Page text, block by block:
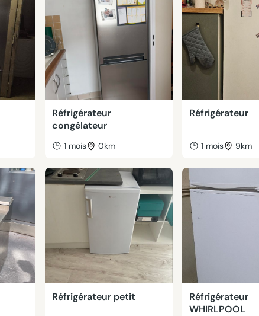
Réfrigérateur
congélateur
1 mois 0km
Réfrigérateur
1 mois 9km
Réfrigérateur petit
Réfrigérateur
WHIRLPOOL